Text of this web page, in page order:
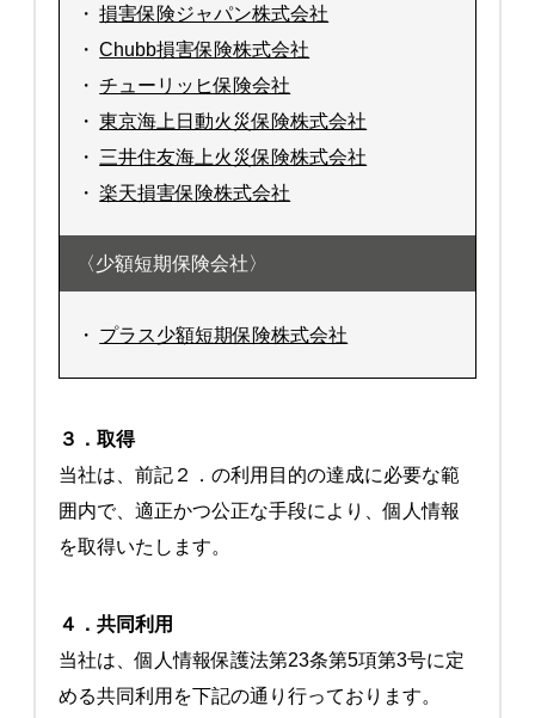
・ 損害保険ジャパン株式会社
・ Chubb損害保険株式会社
・ チューリッヒ保険会社
・ 東京海上日動火災保険株式会社
・ 三井住友海上火災保険株式会社
・ 楽天損害保険株式会社
〈少額短期保険会社〉
・ プラス少額短期保険株式会社
３．取得
当社は、前記２．の利用目的の達成に必要な範
囲内で、適正かつ公正な手段により、個人情報
を取得いたします。
４．共同利用
当社は、個人情報保護法第23条第5項第3号に定
める共同利用を下記の通り行っております。